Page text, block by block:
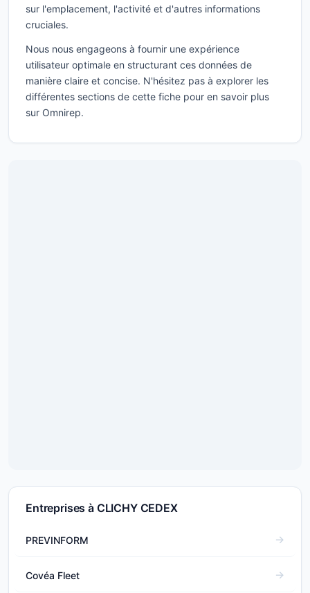
sur l'emplacement, l'activité et d'autres informations
cruciales.
Nous nous engageons à fournir une expérience
utilisateur optimale en structurant ces données de
manière claire et concise. N'hésitez pas à explorer les
différentes sections de cette fiche pour en savoir plus
sur Omnirep.
Entreprises à CLICHY CEDEX
PREVINFORM
Covéa Fleet